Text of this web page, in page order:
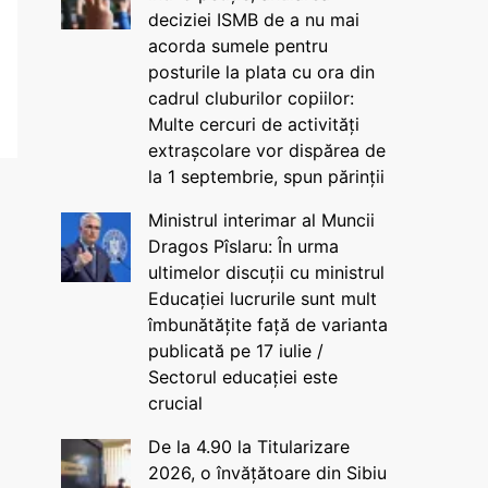
deciziei ISMB de a nu mai
acorda sumele pentru
posturile la plata cu ora din
cadrul cluburilor copiilor:
Multe cercuri de activități
extrașcolare vor dispărea de
la 1 septembrie, spun părinții
Ministrul interimar al Muncii
Dragos Pîslaru: În urma
ultimelor discuții cu ministrul
Educației lucrurile sunt mult
îmbunătățite față de varianta
publicată pe 17 iulie /
Sectorul educației este
crucial
De la 4.90 la Titularizare
2026, o învățătoare din Sibiu